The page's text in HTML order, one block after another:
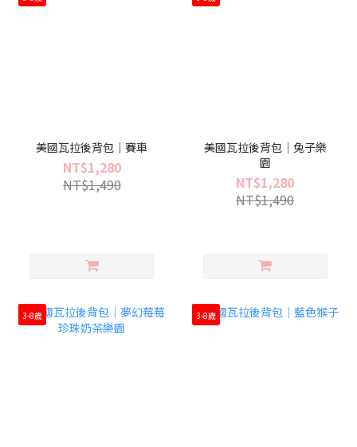
美國瓦拉後背包｜賽車
NT$1,280
NT$1,490
美國瓦拉後背包｜兔子樂
園
NT$1,280
NT$1,490
3-8歲 3-8歲